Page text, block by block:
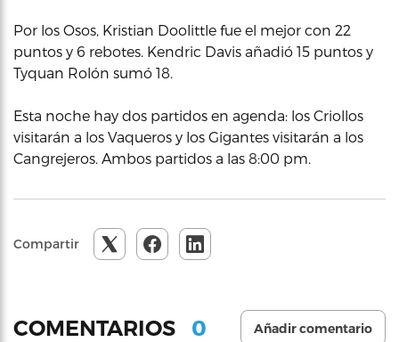
Por los Osos, Kristian Doolittle fue el mejor con 22
puntos y 6 rebotes. Kendric Davis añadió 15 puntos y
Tyquan Rolón sumó 18.
Esta noche hay dos partidos en agenda: los Criollos
visitarán a los Vaqueros y los Gigantes visitarán a los
Cangrejeros. Ambos partidos a las 8:00 pm.
Compartir
COMENTARIOS 0 Añadir comentario